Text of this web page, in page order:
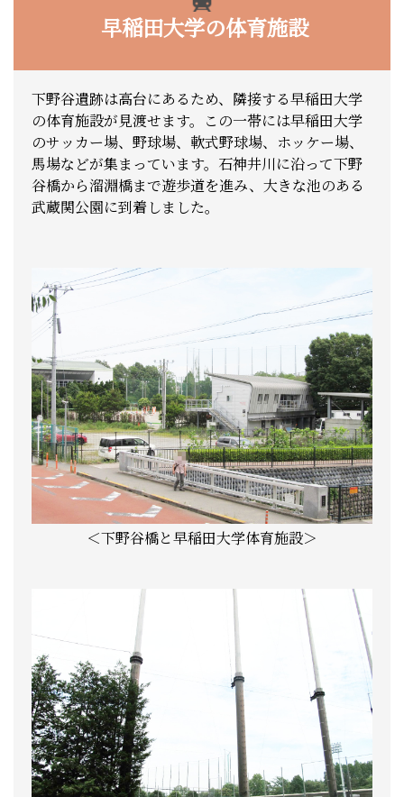
早稲田大学の体育施設
下野谷遺跡は高台にあるため、隣接する早稲田大学
の体育施設が見渡せます。この一帯には早稲田大学
のサッカー場、野球場、軟式野球場、ホッケー場、
馬場などが集まっています。石神井川に沿って下野
谷橋から溜淵橋まで遊歩道を進み、大きな池のある
武蔵関公園に到着しました。
＜下野谷橋と早稲田大学体育施設＞